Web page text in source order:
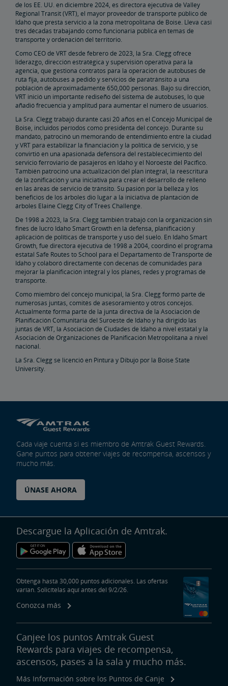
Proyecto de infraestructura de acceso a Penn Station
Great American Stations
El Departamento de Policía de Amtrak
FOIA
Instrucciones para Enviar una Solicitud FOIA
Centro de Asesoramiento para Agentes de Viajes
Agente de viajes corporativos
Cambios y Reintegros
Envíe un Elogio a un Empleado
Socios y Alianzas
Oportunidades de Adquisición de Amtrak
Bienes Raíces
Instalaciones de Servicios Públicos
Arrendamientos, Servidumbres
Titularidad de Propiedad
Planificar Eventos Especiales
Venta Minorista y Arrendamiento
Oportunidades de Publicidad de Amtrak
Contactos de Bienes Raíces
Restauración Ambiental
Instalación Ferroviaria de East Barracks en Trenton
New York Penn Station
Instalación Ferroviaria de West Yard en Wilmington
Instalación Ferroviaria de Cedar Hill en Hamden
Instalación Ferroviaria de County Yard en New Brunswick
Biblioteca de Prácticas y Normas de Ingeniería
Futuro del Ferrocarril
Amtrak Airo
La Última Generación del Acela
Mejoras en la Infraestructura
El Corredor Northeast (Nordeste)
Portal de Subvenciones de Amtrak
de los EE. UU. en diciembre 2024, es directora ejecutiva de Valley
Regional Transit (VRT), el mayor proveedor de transporte público de
Idaho que presta servicio a la zona metropolitana de Boise. Lleva casi
tres décadas trabajando como funcionaria pública en temas de
transporte y ordenación del territorio.
Como CEO de VRT desde febrero de 2023, la Sra. Clegg ofrece
liderazgo, dirección estratégica y supervisión operativa para la
agencia, que gestiona contratos para la operación de autobuses de
ruta fija, autobuses a pedido y servicios de paratránsito a una
población de aproximadamente 650,000 personas. Bajo su dirección,
VRT inició un importante rediseño del sistema de autobuses, lo que
añadió frecuencia y amplitud para aumentar el número de usuarios.
La Sra. Clegg trabajó durante casi 20 años en el Concejo Municipal de
Boise, incluidos períodos como presidenta del concejo. Durante su
mandato, patrocinó un memorando de entendimiento entre la ciudad
y VRT para estabilizar la financiación y la política de servicio, y se
convirtió en una apasionada defensora del restablececimiento del
servicio ferroviario de pasajeros en Idaho y el Noroeste del Pacífico.
También patrocinó una actualización del plan integral, la reescritura
de la zonificación y una iniciativa para crear el desarrollo de relleno
en las áreas de servicio de tránsito. Su pasión por la belleza y los
beneficios de los árboles dio lugar a la iniciativa de plantación de
árboles Elaine Clegg City of Trees Challenge.
De 1998 a 2023, la Sra. Clegg también trabajó con la organización sin
fines de lucro Idaho Smart Growth en la defensa, planificación y
aplicación de políticas de transporte y uso del suelo. En Idaho Smart
Growth, fue directora ejecutiva de 1998 a 2004, coordinó el programa
estatal Safe Routes to School para el Departamento de Transporte de
Idaho y colaboró directamente con decenas de comunidades para
mejorar la planificación integral y los planes, redes y programas de
transporte.
Como miembro del concejo municipal, la Sra. Clegg formó parte de
numerosas juntas, comités de asesoramiento y otros concejos.
Actualmente forma parte de la junta directiva de la Asociación de
Planificación Comunitaria del Suroeste de Idaho y ha dirigido las
juntas de VRT, la Asociación de Ciudades de Idaho a nivel estatal y la
Asociación de Organizaciones de Planificación Metropolitana a nivel
nacional.
La Sra. Clegg se licenció en Pintura y Dibujo por la Boise State
University.
Cada viaje cuenta si es miembro de Amtrak Guest Rewards.
Gane puntos para obtener viajes de recompensa, ascensos y
mucho más.
ÚNASE AHORA
Descargue la Aplicación de Amtrak.
Obtenga hasta 30,000 puntos adicionales. Las ofertas
varían. Solicítelas aquí antes del 9/2/26.
Conozca más
Canjee los puntos Amtrak Guest
Rewards para viajes de recompensa,
ascensos, pases a la sala y mucho más.
Más Información sobre los Puntos de Canje